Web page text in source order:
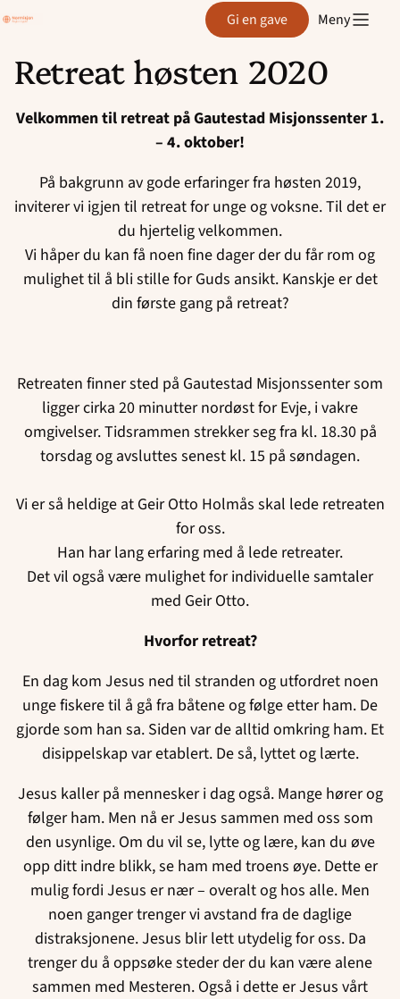
Hopp
innhold
Agder Gi en gave Meny
Retreat høsten 2020
Velkommen til retreat på Gautestad Misjonssenter 1.
– 4. oktober!
På bakgrunn av gode erfaringer fra høsten 2019,
inviterer vi igjen til retreat for unge og voksne. Til det er
du hjertelig velkommen.
Vi håper du kan få noen fine dager der du får rom og
mulighet til å bli stille for Guds ansikt. Kanskje er det
din første gang på retreat?
Retreaten finner sted på Gautestad Misjonssenter som
ligger cirka 20 minutter nordøst for Evje, i vakre
omgivelser. Tidsrammen strekker seg fra kl. 18.30 på
torsdag og avsluttes senest kl. 15 på søndagen.
Vi er så heldige at Geir Otto Holmås skal lede retreaten
for oss.
Han har lang erfaring med å lede retreater.
Det vil også være mulighet for individuelle samtaler
med Geir Otto.
Hvorfor retreat?
En dag kom Jesus ned til stranden og utfordret noen
unge fiskere til å gå fra båtene og følge etter ham. De
gjorde som han sa. Siden var de alltid omkring ham. Et
disippelskap var etablert. De så, lyttet og lærte.
Jesus kaller på mennesker i dag også. Mange hører og
følger ham. Men nå er Jesus sammen med oss som
den usynlige. Om du vil se, lytte og lære, kan du øve
opp ditt indre blikk, se ham med troens øye. Dette er
mulig fordi Jesus er nær – overalt og hos alle. Men
noen ganger trenger vi avstand fra de daglige
distraksjonene. Jesus blir lett utydelig for oss. Da
trenger du å oppsøke steder der du kan være alene
sammen med Mesteren. Også i dette er Jesus vårt